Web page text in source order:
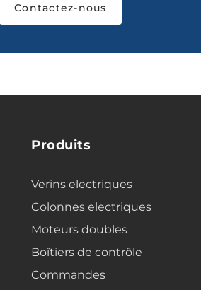
Contactez-nous
Produits
Verins electriques
Colonnes electriques
Moteurs doubles
Boîtiers de contrôle
Commandes